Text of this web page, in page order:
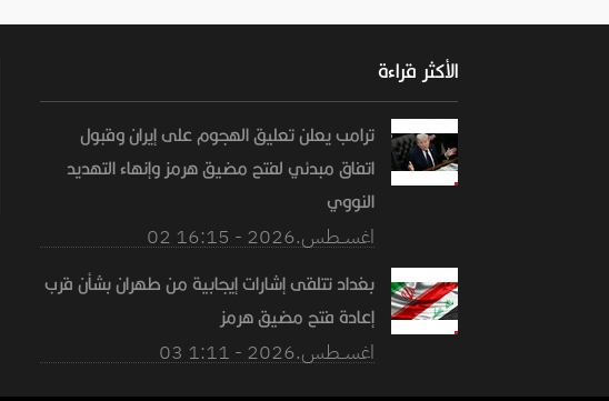
الأكثر قراءة
ترامب يعلن تعليق الهجوم على إيران وقبول
اتفاق مبدئي لفتح مضيق هرمز وإنهاء التهديد
النووي
02 اغســطس.2026 - 16:15
بغداد تتلقى إشارات إيجابية من طهران بشأن قرب
إعادة فتح مضيق هرمز
03 اغســطس.2026 - 1:11